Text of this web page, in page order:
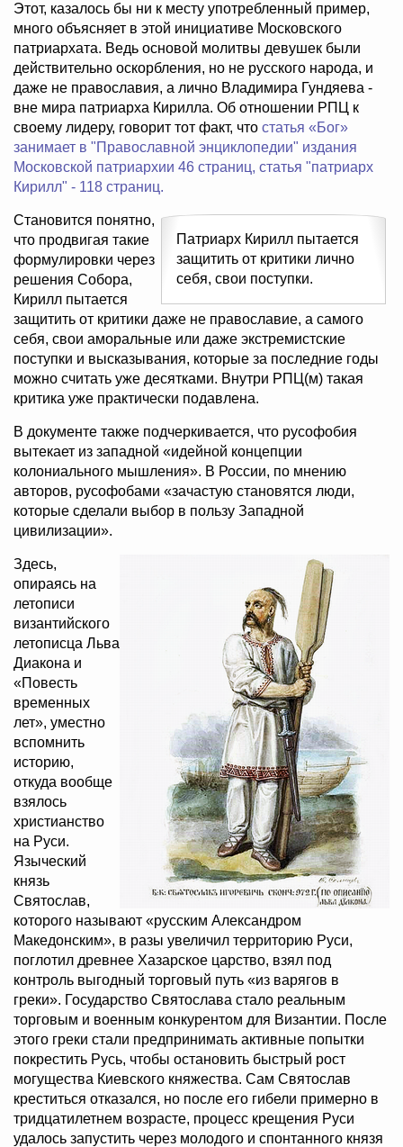
Этот, казалось бы ни к месту употребленный пример,
много объясняет в этой инициативе Московского
патриархата. Ведь основой молитвы девушек были
действительно оскорбления, но не русского народа, и
даже не православия, а лично Владимира Гундяева -
вне мира патриарха Кирилла. Об отношении РПЦ к
своему лидеру, говорит тот факт, что статья «Бог»
занимает в "Православной энциклопедии" издания
Московской патриархии 46 страниц, статья "патриарх
Кирилл" - 118 страниц.
Патриарх Кирилл пытается
защитить от критики лично
себя, свои поступки.
Становится понятно,
что продвигая такие
формулировки через
решения Собора,
Кирилл пытается
защитить от критики даже не православие, а самого
себя, свои аморальные или даже экстремистские
поступки и высказывания, которые за последние годы
можно считать уже десятками. Внутри РПЦ(м) такая
критика уже практически подавлена.
В документе также подчеркивается, что русофобия
вытекает из западной «идейной концепции
колониального мышления». В России, по мнению
авторов, русофобами «зачастую становятся люди,
которые сделали выбор в пользу Западной
цивилизации».
Здесь,
опираясь на
летописи
византийского
летописца Льва
Диакона и
«Повесть
временных
лет», уместно
вспомнить
историю,
откуда вообще
взялось
христианство
на Руси.
Языческий
князь
Святослав,
которого называют «русским Александром
Македонским», в разы увеличил территорию Руси,
поглотил древнее Хазарское царство, взял под
контроль выгодный торговый путь «из варягов в
греки». Государство Святослава стало реальным
торговым и военным конкурентом для Византии. После
этого греки стали предпринимать активные попытки
покрестить Русь, чтобы остановить быстрый рост
могущества Киевского княжества. Сам Святослав
креститься отказался, но после его гибели примерно в
тридцатилетнем возрасте, процесс крещения Руси
удалось запустить через молодого и спонтанного князя